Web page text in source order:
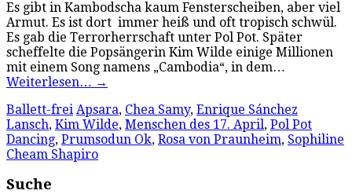
Es gibt in Kambodscha kaum Fensterscheiben, aber viel
Armut. Es ist dort immer heiß und oft tropisch schwül.
Es gab die Terrorherrschaft unter Pol Pot. Später
scheffelte die Popsängerin Kim Wilde einige Millionen
mit einem Song namens „Cambodia“, in dem…
Weiterlesen… →
Ballett-frei Apsara, Chea Samy, Enrique Sánchez
Lansch, Kim Wilde, Menschen des 17. April, Pol Pot
Dancing, Prumsodun Ok, Rosa von Praunheim, Sophiline
Cheam Shapiro
Suche